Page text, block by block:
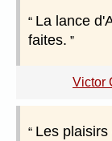
La lance
faites.
Victor
Les